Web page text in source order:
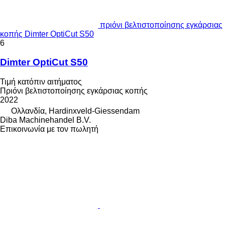
πριόνι βελτιστοποίησης εγκάρσιας
κοπής Dimter OptiCut S50
6
Dimter OptiCut S50
Τιμή κατόπιν αιτήματος
Πριόνι βελτιστοποίησης εγκάρσιας κοπής
2022
Ολλανδία, Hardinxveld-Giessendam
Diba Machinehandel B.V.
Επικοινωνία με τον πωλητή